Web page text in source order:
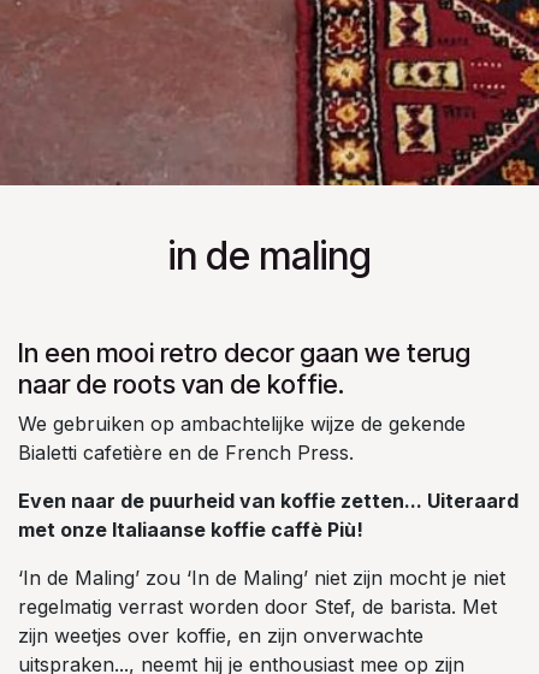
in de maling
In een mooi retro decor gaan we terug
naar de roots van de koffie.
We gebruiken op ambachtelijke wijze de gekende
Bialetti cafetière en de French Press.
Even naar de puurheid van koffie zetten... Uiteraard
met onze Italiaanse koffie caffè Più!
‘In de Maling’ zou ‘In de Maling’ niet zijn mocht je niet
regelmatig verrast worden door Stef, de barista. Met
zijn weetjes over koffie, en zijn onverwachte
uitspraken..., neemt hij je enthousiast mee op zijn